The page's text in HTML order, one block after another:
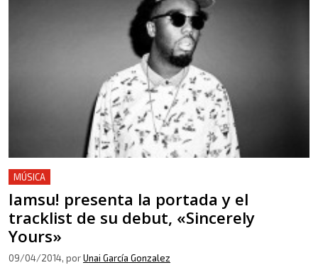
MÚSICA
Iamsu! presenta la portada y el
tracklist de su debut, «Sincerely
Yours»
09/04/2014, porUnai García Gonzalez